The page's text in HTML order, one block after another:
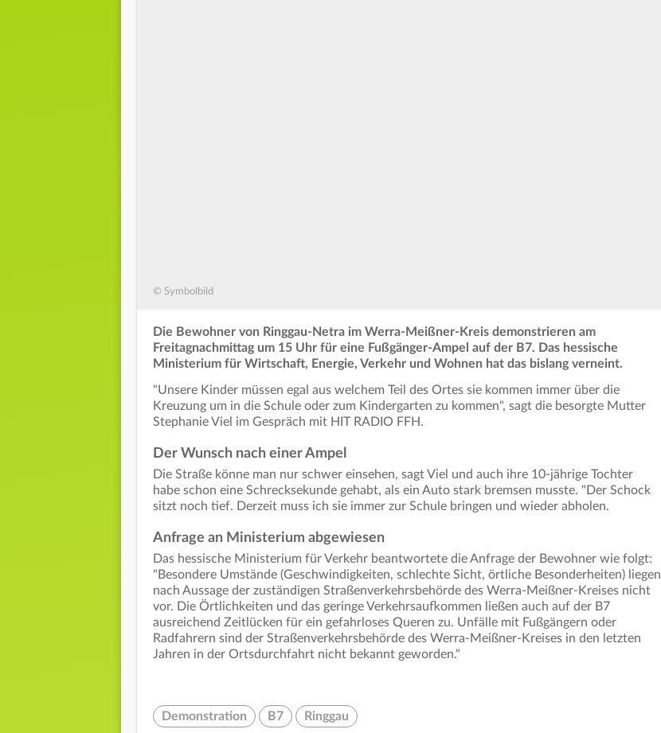
© Symbolbild
Die Bewohner von Ringgau-Netra im Werra-Meißner-Kreis demonstrieren am
Freitagnachmittag um 15 Uhr für eine Fußgänger-Ampel auf der B7. Das hessische
Ministerium für Wirtschaft, Energie, Verkehr und Wohnen hat das bislang verneint.
"Unsere Kinder müssen egal aus welchem Teil des Ortes sie kommen immer über die
Kreuzung um in die Schule oder zum Kindergarten zu kommen", sagt die besorgte Mutter
Stephanie Viel im Gespräch mit HIT RADIO FFH.
Der Wunsch nach einer Ampel
Die Straße könne man nur schwer einsehen, sagt Viel und auch ihre 10-jährige Tochter
habe schon eine Schrecksekunde gehabt, als ein Auto stark bremsen musste. "Der Schock
sitzt noch tief. Derzeit muss ich sie immer zur Schule bringen und wieder abholen.
Anfrage an Ministerium abgewiesen
Das hessische Ministerium für Verkehr beantwortete die Anfrage der Bewohner wie folgt:
"Besondere Umstände (Geschwindigkeiten, schlechte Sicht, örtliche Besonderheiten) liegen
nach Aussage der zuständigen Straßenverkehrsbehörde des Werra-Meißner-Kreises nicht
vor. Die Örtlichkeiten und das geringe Verkehrsaufkommen ließen auch auf der B7
ausreichend Zeitlücken für ein gefahrloses Queren zu. Unfälle mit Fußgängern oder
Radfahrern sind der Straßenverkehrsbehörde des Werra-Meißner-Kreises in den letzten
Jahren in der Ortsdurchfahrt nicht bekannt geworden."
Demonstration B7 Ringgau